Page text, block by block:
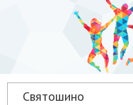
Святошино